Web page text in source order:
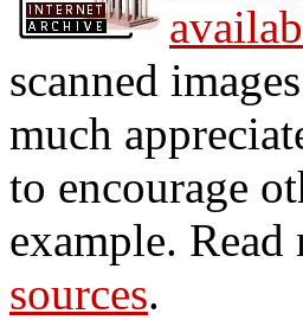
scanned
much
to encourage
example.
sources.